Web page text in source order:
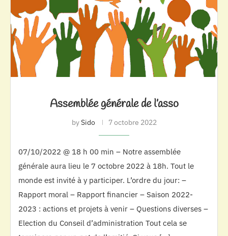
Assemblée générale de l’asso
bySido 7 octobre 2022
07/10/2022 @ 18 h 00 min – Notre assemblée
générale aura lieu le 7 octobre 2022 à 18h. Tout le
monde est invité à y participer. L’ordre du jour: –
Rapport moral – Rapport financier – Saison 2022-
2023 : actions et projets à venir – Questions diverses –
Election du Conseil d’administration Tout cela se